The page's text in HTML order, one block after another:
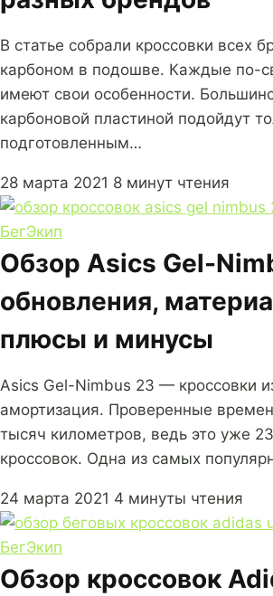
В статье собрали кроссовки всех
карбоном в подошве. Каждые по-
имеют свои особенности.
карбоновой пластиной подойдут
подготовленным…
28 марта 2021 8 минут чтения
БегЭкип
Обзор Asics Gel-
обновления,
плюсы и минусы
Asics Gel-Nimbus 23 — кроссовки
амортизация. Проверенные
тысяч километров, ведь это уже
кроссовок. Одна из самых
24 марта 2021 4 минуты чтения
БегЭкип
Обзор кроссовок